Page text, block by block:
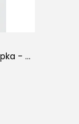
777 Yazılı Nakışlı Baseball Cap Şapka - Siyah